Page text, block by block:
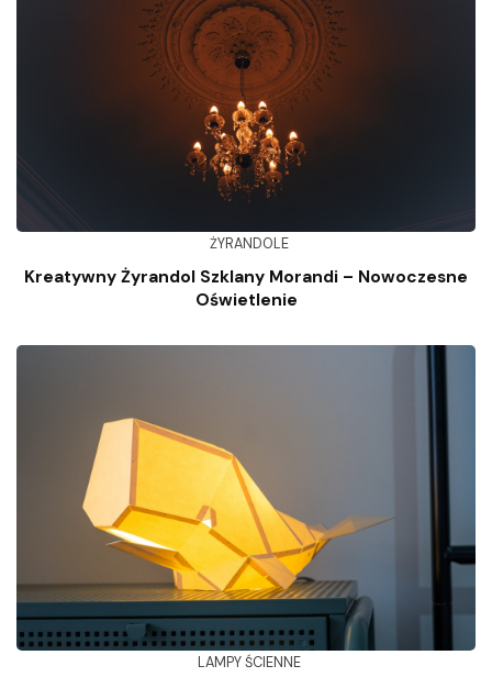
ŻYRANDOLE
Kreatywny Żyrandol Szklany Morandi – Nowoczesne
Oświetlenie
LAMPY ŚCIENNE